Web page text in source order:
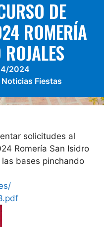
DE
ROMERÍA
2024
Noticias Fiestas
solicitudes al
Romería San Isidro
bases pinchando